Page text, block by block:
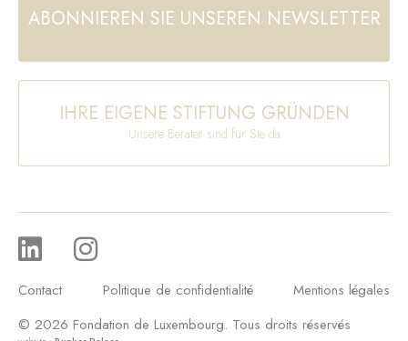
ABONNIEREN SIE UNSEREN NEWSLETTER
IHRE EIGENE STIFTUNG GRÜNDEN
Unsere Berater sind für Sie da
Contact Politique de confidentialité
Mentions légales
© 2026 Fondation de Luxembourg. Tous droits réservés